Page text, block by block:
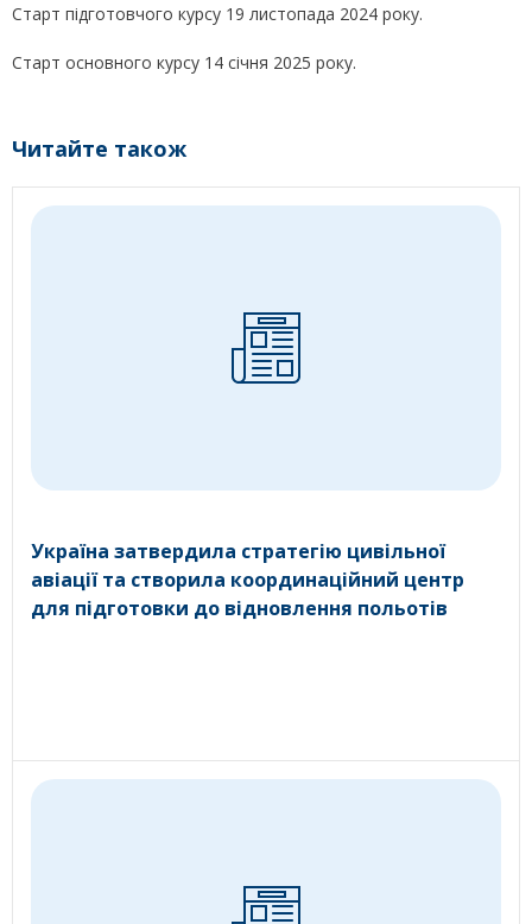
Старт підготовчого курсу 19 листопада 2024 року.
Старт основного курсу 14 січня 2025 року.
Читайте також
Україна затвердила стратегію цивільної
авіації та створила координаційний центр
для підготовки до відновлення польотів